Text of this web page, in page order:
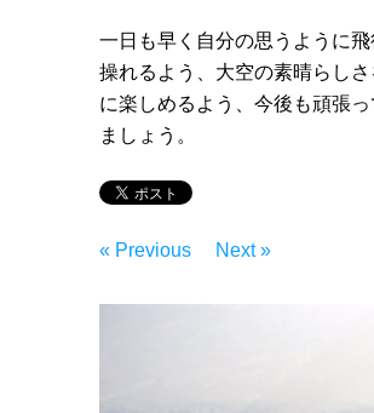
一日も早く自分の思うように飛
操れるよう、大空の素晴らしさ
に楽しめるよう、今後も頑張っ
ましょう。
« Previous Next »